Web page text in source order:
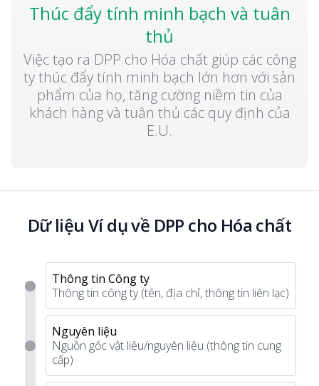
Thúc đẩy tính minh bạch và tuân
thủ
Việc tạo ra DPP cho Hóa chất giúp các công
ty thúc đẩy tính minh bạch lớn hơn với sản
phẩm của họ, tăng cường niềm tin của
khách hàng và tuân thủ các quy định của
E.U.
Dữ liệu Ví dụ về DPP cho Hóa chất
Thông tin Công ty
Thông tin công ty (tên, địa chỉ, thông tin liên lạc)
Nguyên liệu
Nguồn gốc vật liệu/nguyên liệu (thông tin cung
cấp)